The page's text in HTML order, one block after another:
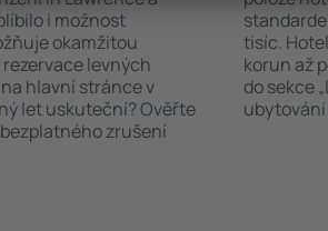
i možnost
okamžitou
levných
hlavní stránce v
let uskuteční? Ověřte
zrušení
tisíc.
korun až
do sekce
ubytování